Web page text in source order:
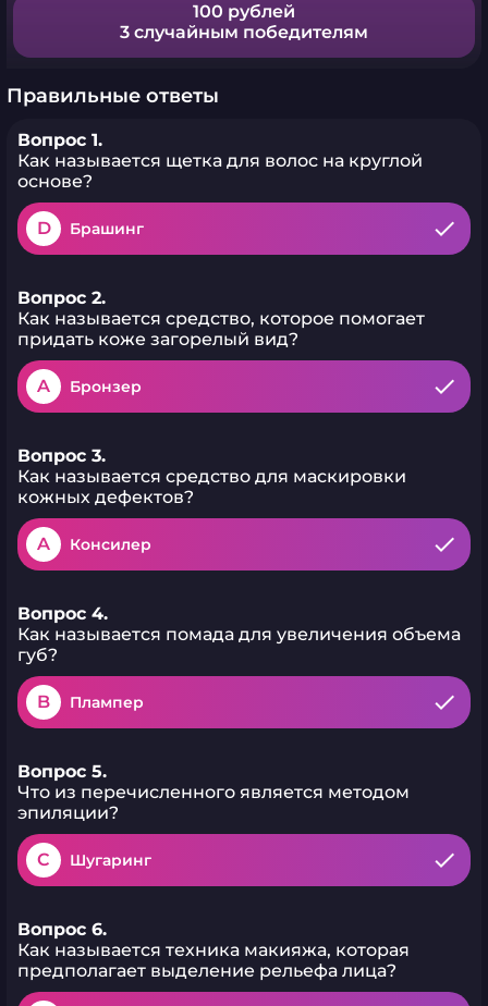
100 рублей
3 случайным победителям
Правильные ответы
Вопрос 1.
Как называется щетка для волос на круглой
основе?
D Брашинг
Вопрос 2.
Как называется средство, которое помогает
придать коже загорелый вид?
A Бронзер
Вопрос 3.
Как называется средство для маскировки
кожных дефектов?
A Консилер
Вопрос 4.
Как называется помада для увеличения объема
губ?
B Плампер
Вопрос 5.
Что из перечисленного является методом
эпиляции?
C Шугаринг
Вопрос 6.
Как называется техника макияжа, которая
предполагает выделение рельефа лица?